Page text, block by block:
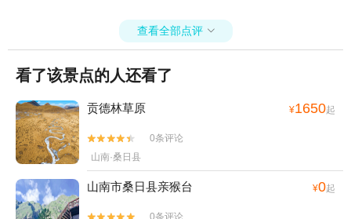
查看全部点评 
看了该景点的人还看了
贡德林草原 ¥1650起


0条评论
山南·桑日县
山南市桑日县亲猴台 ¥0起